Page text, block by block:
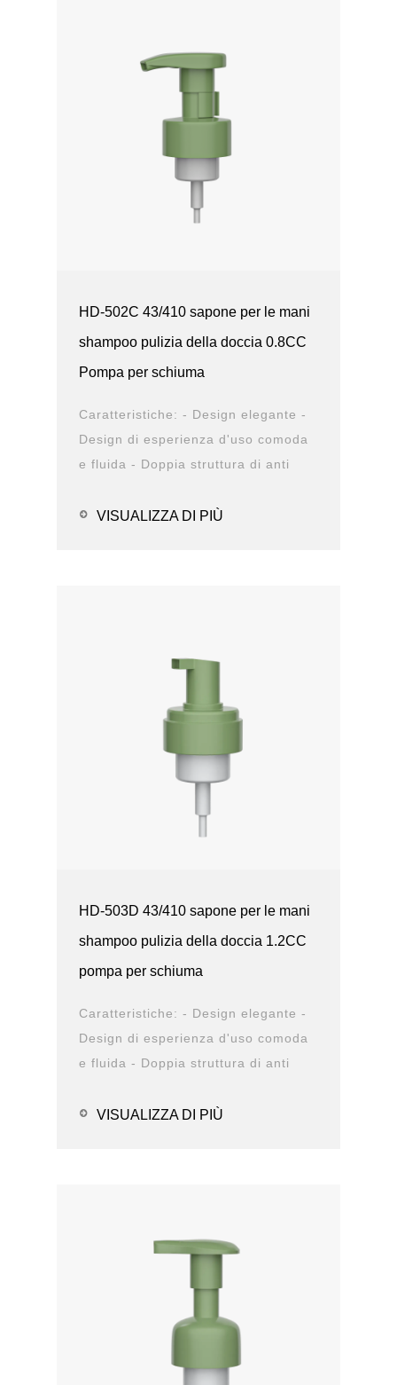
HD-502C 43/410 sapone per le mani
shampoo pulizia della doccia 0.8CC
Pompa per schiuma
Caratteristiche: - Design elegante -
Design di esperienza d'uso comoda
e fluida - Doppia struttura di anti
- Op...
VISUALIZZA DI PIÙ
HD-503D 43/410 sapone per le mani
shampoo pulizia della doccia 1.2CC
pompa per schiuma
Caratteristiche: - Design elegante -
Design di esperienza d'uso comoda
e fluida - Doppia struttura di anti
- Op...
VISUALIZZA DI PIÙ